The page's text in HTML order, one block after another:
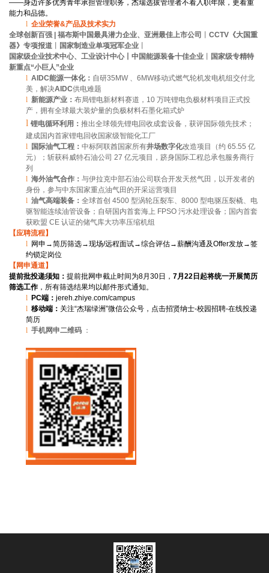
——身边许多优秀青年承担管理职务，杰瑞选拔管理者不看入职年限，更看重
能力和品德。
l 企业荣誉&产品及技术实力
全球创新百强 | 福布斯中国最具潜力企业、亚洲最佳上市公司
CCTV《大国重
器》专项报道
国家制造业单项冠军企业
国家级企业技术中心、工业设计中心丨中国能源装备十佳企业
国家级专精特
新重点“小巨人”企业
l AIDC能源一体化： 自研35MW 、6MW移动式燃气轮机发电机组交付北
美，解决AIDC供电难题
l 新能源产业： 布局锂电新材料赛道，10 万吨锂电负极材料项目正式投
产，拥有全球最大装炉量的负极材料石墨化箱式炉
l 锂电循环利用： 推出全球领先锂电回收成套设备，获评国际领先技术；
建成国内首家锂电回收国家级智能化工厂
l 国际油气工程： 中标阿联酋国家所有井场数字化改造项目（约 65.55 亿
元）；斩获科威特石油公司 27 亿元项目，跻身国际工程总承包服务商行
列
l 海外油气合作： 与伊拉克中部石油公司联合开发天然气田，以开发者的
身份，参与中东国家重点油气田的开采运营项目
l 油气高端装备： 全球首创 4500 型涡轮压裂车、8000 型电驱压裂橇、电
驱智能连续油管设备；自研国内首套海上 FPSO 污水处理设备；国内首套
获欧盟 CE 认证的储气库大功率压缩机组
【应聘流程】
l 网申→简历筛选→现场/远程面试→综合评估→薪酬沟通及Offer发放→签
约锁定岗位
【网申通道】
提前批投递须知： 提前批网申截止时间为8月30日， 7月22日起将统一开展简历
筛选工作 ，所有筛选结果均以邮件形式通知。
l PC端： jereh.zhiye.com/campus
l 移动端： 关注“杰瑞绿洲”微信公众号，点击招贤纳士-校园招聘-在线投递
简历
l 手机网申二维码 ：